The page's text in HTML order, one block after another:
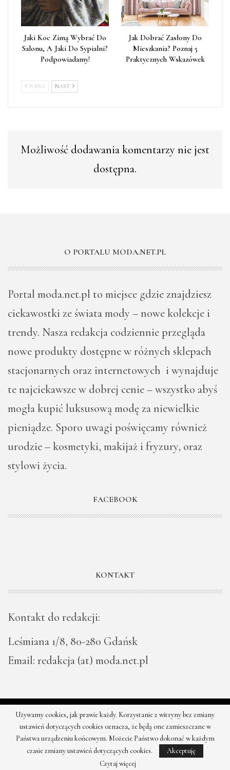
Jaki Koc Zimą Wybrać Do
Salonu, A Jaki Do Sypialni?
Podpowiadamy!
Jak Dobrać Zasłony Do
Mieszkania? Poznaj 5
Praktycznych Wskazówek
POPRZ NAST
Możliwość dodawania komentarzy nie jest
dostępna.
O PORTALU MODA.NET.PL
Portal moda.net.pl to miejsce gdzie znajdziesz
ciekawostki ze świata mody – nowe kolekcje i
trendy. Nasza redakcja codziennie przegląda
nowe produkty dostępne w różnych sklepach
stacjonarnych oraz internetowych i wynajduje
te najciekawsze w dobrej cenie – wszystko abyś
mogła kupić luksusową modę za niewielkie
pieniądze. Sporo uwagi poświęcamy również
urodzie – kosmetyki, makijaż i fryzury, oraz
stylowi życia.
FACEBOOK
KONTAKT
Kontakt do redakcji:
Leśmiana 1/8, 80-280 Gdańsk
Email: redakcja (at) moda.net.pl
© 2026 - Moda - najnowsze kolekcje, najtańsze sklepy. Wszystkie
prawa zastrzeżone.
Używamy cookies, jak prawie każdy. Korzystanie z witryny bez zmiany
ustawień dotyczących cookies oznacza, że będą one zamieszczane w
Państwa urządzeniu końcowym. Możecie Państwo dokonać w każdym
czasie zmiany ustawień dotyczących cookies.
Akceptuję
Czytaj więcej